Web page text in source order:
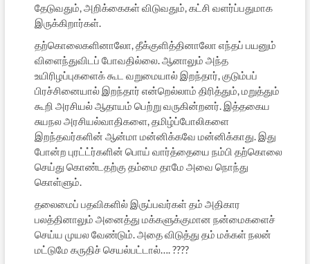
தேடுவதும், அறிக்கைகள் விடுவதும், கட்சி வளர்ப்பதுமாக
இருக்கிறார்கள்.
தற்கொலைகளினாலோ, தீக்குளித்தினாலோ எந்தப் பயனும்
விளைந்துவிடப் போவதில்லை. ஆனாலும் அந்த
உயிரிழப்புகளைக் கூட வறுமையால் இறந்தார், குடும்பப்
பிரச்சினையால் இறந்தார் என்றெல்லாம் திரித்தும், மறுத்தும்
கூறி அரசியல் ஆதாயம் பெற்று வருகின்றனர். இத்தகைய
சுயநல அரசியல்வாதிகளை, தமிழ்ப்போலிகளை
இறந்தவர்களின் ஆன்மா மன்னிக்கவே மன்னிக்காது. இது
போன்ற புரட்ட்ர்களின் பொய் வார்த்தையை நம்பி தற்கொலை
செய்து கொண்டதற்கு தம்மை தாமே அவை நொந்து
கொள்ளும்.
தலைமைப் பதவிகளில் இருப்பவர்கள் தம் அதிகார
பலத்தினாலும் அனைத்து மக்களுக்குமான நன்மைகளைச்
செய்ய முயல வேண்டும். அதை விடுத்து தம் மக்கள் நலன்
மட்டுமே கருதிச் செயல்பட்டால்…. ????